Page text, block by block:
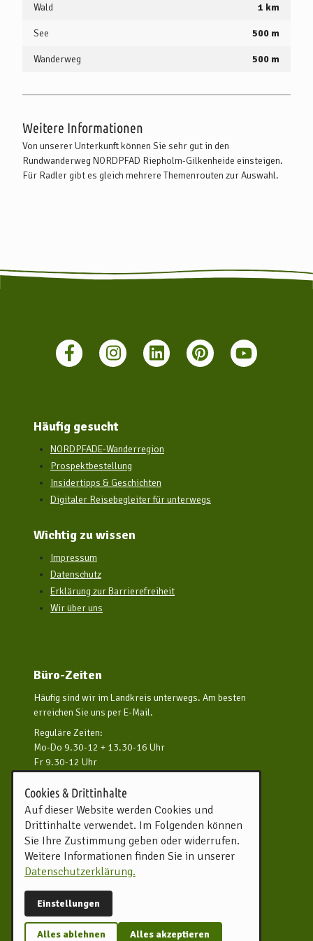
Wald 1 km
See 500 m
Wanderweg 500 m
Weitere Informationen
Von unserer Unterkunft können Sie sehr gut in den
Rundwanderweg NORDPFAD Riepholm-Gilkenheide einsteigen.
Für Radler gibt es gleich mehrere Themenrouten zur Auswahl.
Häufig gesucht
NORDPFADE-Wanderregion
Prospektbestellung
Insidertipps & Geschichten
Digitaler Reisebegleiter für unterwegs
Wichtig zu wissen
Impressum
Datenschutz
Erklärung zur Barrierefreiheit
Wir über uns
Büro-Zeiten
Häufig sind wir im Landkreis unterwegs. Am besten
erreichen Sie uns per E-Mail.
Reguläre Zeiten:
Mo-Do 9.30-12 + 13.30-16 Uhr
Fr 9.30-12 Uhr
Kontakt aufnehmen
Touristikverband Landkreis
Rotenburg (Wümme) e.V.
Harburger Straße 59
27356 Rotenburg (Wümme)
04261 81960
info@tourow.de
Cookies & Drittinhalte
Auf dieser Website werden Cookies und
Drittinhalte verwendet. Im Folgenden können
Sie Ihre Zustimmung geben oder widerrufen.
Weitere Informationen finden Sie in unserer
Datenschutzerklärung.
Einstellungen
Alles ablehnen Alles akzeptieren